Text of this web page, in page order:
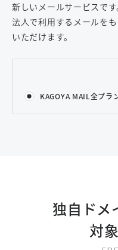
新しいメールサービスです
法人で利用するメールを
いただけます。
KAGOYA MAIL全プラ
独自ドメ
対